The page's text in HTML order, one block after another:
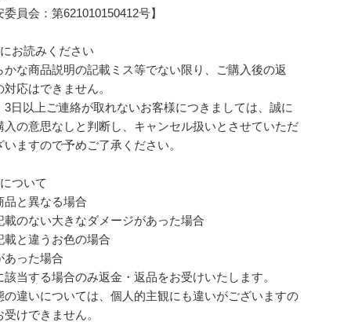
委員会：第621010150412号】
お読みください
かな商品説明の記載ミス等でない限り、ご購入後の返
応はできません。
3日以上ご連絡が取れないお客様につきましては、誠に
入の意思なしと判断し、キャンセル扱いとさせていただ
いますので予めご了承ください。
ついて
と異なる場合
のない大きなダメージがあった場合
と違うお色の場合
った場合
該当する場合のみ返金・返品をお受けいたします。
違いについては、個人的主観にも違いがございますの
けできません。